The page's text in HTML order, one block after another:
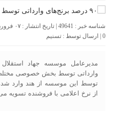
شناسه خبر : 49641 | تاریخ انتشار : ۰۷ فروردین ۱۴۰۴ - ۷:۴۶ | 110 بازدید | تعداد دیدگاه :
0 | ارسال توسط : تسنیم
از نرخ اعلامی با فروشنده تسویه